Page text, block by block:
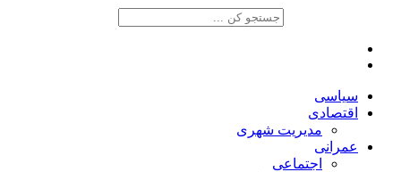
سیاسی
اقتصادی
مدیریت شهری
عمرانی
اجتماعی